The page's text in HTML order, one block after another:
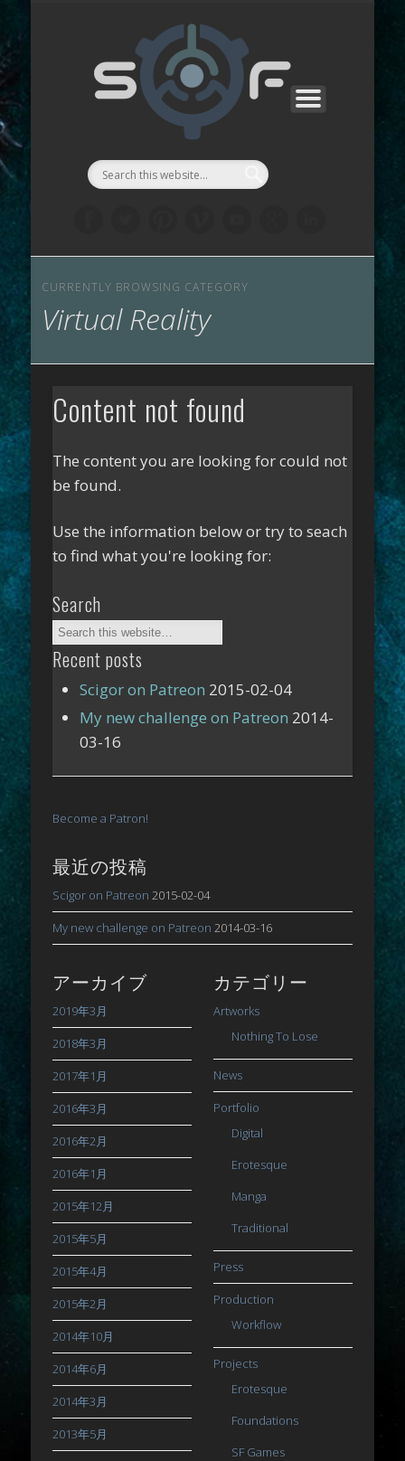
シ
CURRENTLY BROWSING CATEGORY
Virtual Reality
Content not found
The content you are looking for could not
be found.
Use the information below or try to seach
to find what you're looking for:
Search
Recent posts
Scigor on Patreon 2015-02-04
My new challenge on Patreon 2014-
03-16
Become a Patron!
最近の投稿
Scigor on Patreon 2015-02-04
My new challenge on Patreon 2014-03-16
アーカイブ
2019年3月
2018年3月
2017年1月
2016年3月
2016年2月
2016年1月
2015年12月
2015年5月
2015年4月
2015年2月
2014年10月
2014年6月
2014年3月
2013年5月
カテゴリー
Artworks
Nothing To Lose
News
Portfolio
Digital
Erotesque
Manga
Traditional
Press
Production
Workflow
Projects
Erotesque
Foundations
SF Games